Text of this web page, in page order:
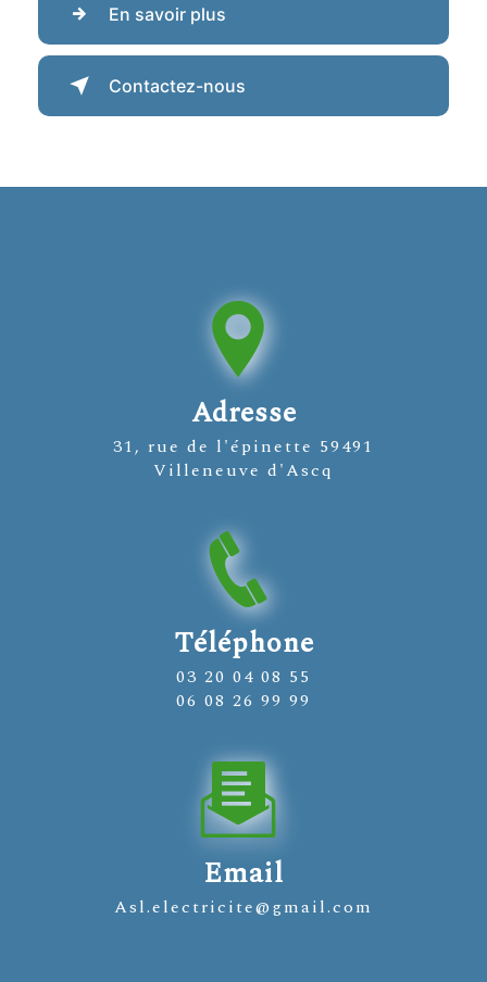
En savoir plus
Contactez-nous
Adresse
31, rue de l'épinette 59491
Villeneuve d'Ascq
Téléphone
03 20 04 08 55
06 08 26 99 99
Email
asl.electricite@gmail.com